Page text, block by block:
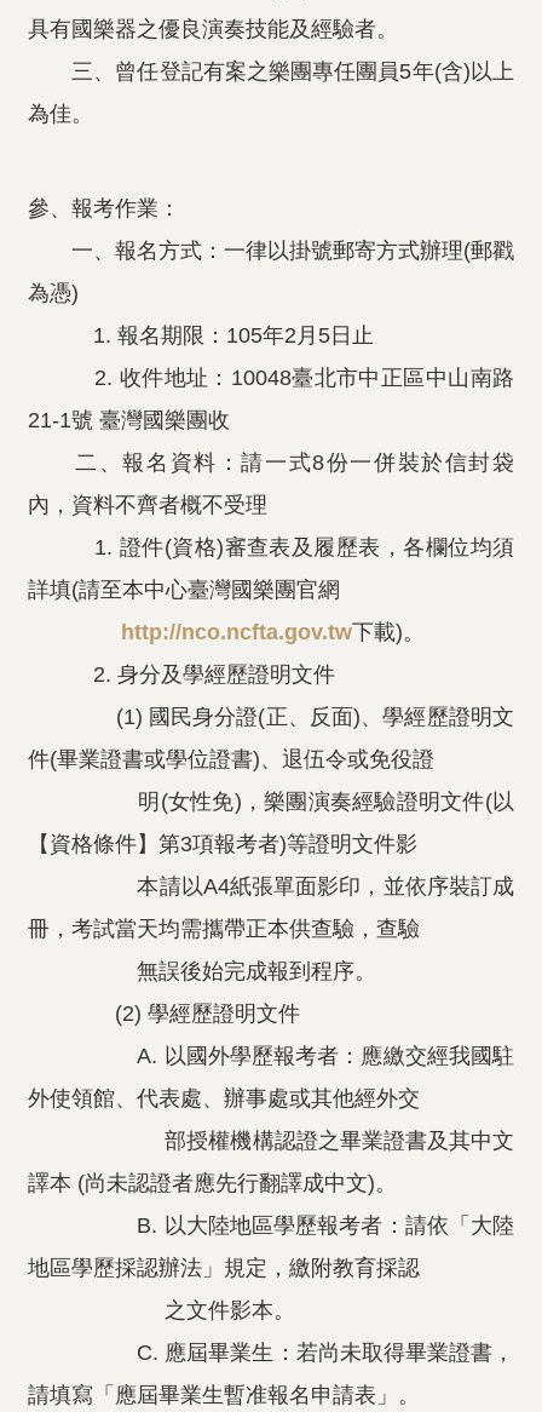
具有國樂器之優良演奏技能及經驗者。
三、曾任登記有案之樂團專任團員5年(含)以上
為佳。
參、報考作業：
一、報名方式：一律以掛號郵寄方式辦理(郵戳
為憑)
1. 報名期限：105年2月5日止
2. 收件地址：10048臺北市中正區中山南路
21-1號 臺灣國樂團收
二、報名資料：請一式8份一併裝於信封袋
內，資料不齊者概不受理
1. 證件(資格)審查表及履歷表，各欄位均須
詳填(請至本中心臺灣國樂團官網
http://nco.ncfta.gov.tw下載)。
2. 身分及學經歷證明文件
(1) 國民身分證(正、反面)、學經歷證明文
件(畢業證書或學位證書)、退伍令或免役證
明(女性免)，樂團演奏經驗證明文件(以
【資格條件】第3項報考者)等證明文件影
本請以A4紙張單面影印，並依序裝訂成
冊，考試當天均需攜帶正本供查驗，查驗
無誤後始完成報到程序。
(2) 學經歷證明文件
A. 以國外學歷報考者：應繳交經我國駐
外使領館、代表處、辦事處或其他經外交
部授權機構認證之畢業證書及其中文
譯本 (尚未認證者應先行翻譯成中文)。
B. 以大陸地區學歷報考者：請依「大陸
地區學歷採認辦法」規定，繳附教育採認
之文件影本。
C. 應屆畢業生：若尚未取得畢業證書，
請填寫「應屆畢業生暫准報名申請表」。